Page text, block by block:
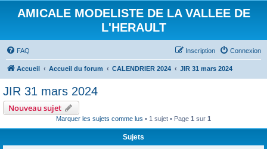
AMICALE MODELISTE DE LA VALLEE DE
L'HERAULT
FAQ Connexion
Inscription
Accueil Accueil du forum CALENDRIER 2024 JIR 31 mars 2024
JIR 31 mars 2024
Nouveau sujet
Marquer les sujets comme lus • 1 sujet • Page 1 sur 1
Sujets